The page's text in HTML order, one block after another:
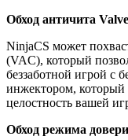
Обход античита
NinjaCS может
(VAC), который
беззаботной игрой с
инжектором, который
целостность вашей
Обход режима